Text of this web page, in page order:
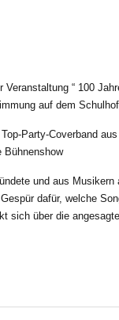
Veranstaltung “ 100
auf dem
Party-Coverband
Bühnenshow
und aus
dafür, welche
sich über die